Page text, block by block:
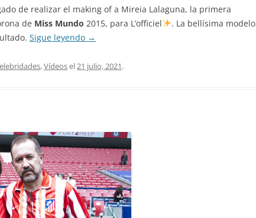
de realizar el making of a Mireia Lalaguna, la primera
de Miss Mundo 2015, para L’officiel
. La bellísima modelo
Sigue leyendo →
,Vídeosel21 julio, 2021.